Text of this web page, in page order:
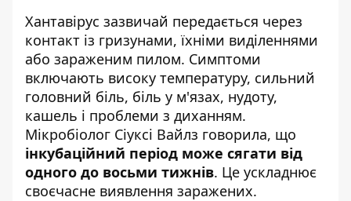
Хантавірус зазвичай передається через
контакт із гризунами, їхніми виділеннями
або зараженим пилом. Симптоми
включають високу температуру, сильний
головний біль, біль у м'язах, нудоту,
кашель і проблеми з диханням.
Мікробіолог Сіуксі Вайлз говорила, що
інкубаційний період може сягати від
одного до восьми тижнів. Це ускладнює
своєчасне виявлення заражених.